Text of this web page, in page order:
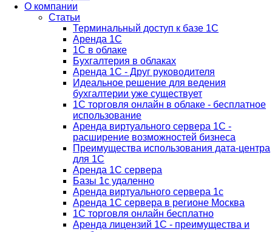
О компании
Статьи
Терминальный доступ к базе 1С
Аренда 1С
1С в облаке
Бухгалтерия в облаках
Аренда 1С - Друг руководителя
Идеальное решение для ведения
бухгалтерии уже существует
1С торговля онлайн в облаке - бесплатное
использование
Аренда виртуального сервера 1С -
расширение возможностей бизнеса
Преимущества использования дата-центра
для 1С
Аренда 1С сервера
Базы 1с удаленно
Аренда виртуального сервера 1с
Аренда 1С сервера в регионе Москва
1С торговля онлайн бесплатно
Аренда лицензий 1С - преимущества и